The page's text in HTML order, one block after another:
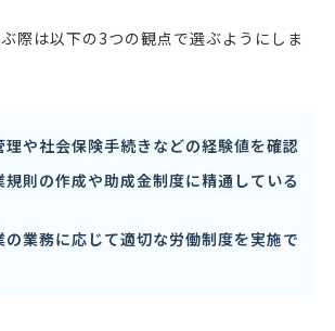
際は以下の3つの観点で選ぶようにしま
理や社会保険手続きなどの経験値を確認
規則の作成や助成金制度に精通している
の業務に応じて適切な労働制度を実施で